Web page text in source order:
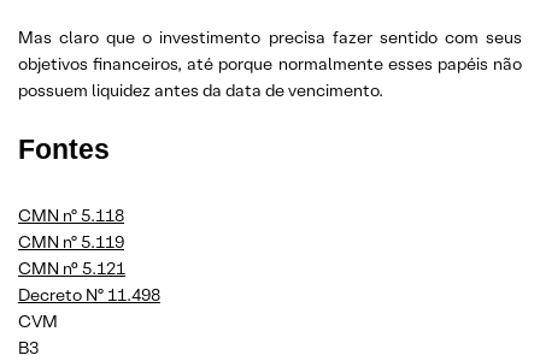
Mas claro que o investimento precisa fazer sentido com seus
objetivos financeiros, até porque normalmente esses papéis não
possuem liquidez antes da data de vencimento.
Fontes
CMN nº 5.118
CMN nº 5.119
CMN n° 5.121
Decreto Nº 11.498
CVM
B3